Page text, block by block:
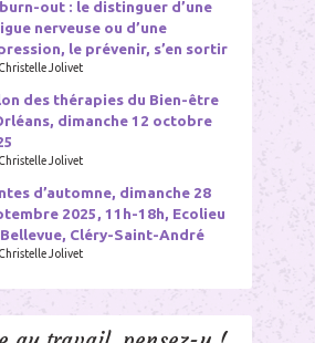
out : le distinguer d’une
nerveuse ou d’une
le prévenir, s’en sortir
Jolivet
des thérapies du Bien-être
dimanche 12 octobre
Jolivet
d’automne, dimanche 28
2025, 11h-18h, Ecolieu
Cléry-Saint-André
Jolivet